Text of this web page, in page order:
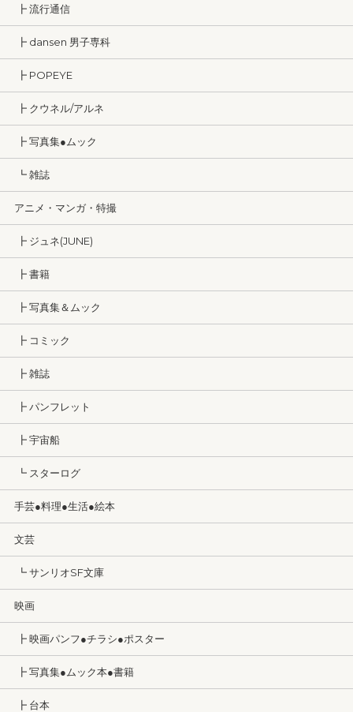
┣ 流行通信
┣ dansen 男子専科
┣ POPEYE
┣ クウネル/アルネ
┣ 写真集●ムック
┗ 雑誌
アニメ・マンガ・特撮
┣ ジュネ(JUNE)
┣ 書籍
┣ 写真集＆ムック
┣ コミック
┣ 雑誌
┣ パンフレット
┣ 宇宙船
┗ スターログ
手芸●料理●生活●絵本
文芸
┗ サンリオSF文庫
映画
┣ 映画パンフ●チラシ●ポスター
┣ 写真集●ムック本●書籍
┣ 台本